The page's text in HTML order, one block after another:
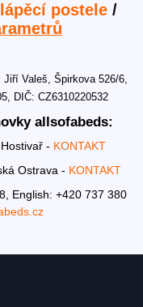
postele/
Jiří Valeš, Špirkova 526/6,
DIČ: CZ6310220532
allsofabeds:
- KONTAKT
Ostrava - KONTAKT
English: +420 737 380